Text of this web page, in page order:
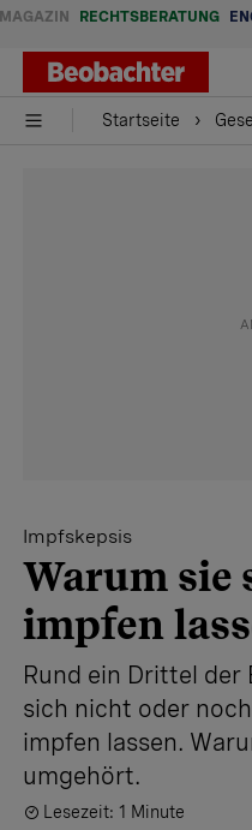
MAGAZIN RECHTSBERATUNG
Startseite
Impfskepsis
Warum sie
impfen
Rund ein Drittel
sich nicht oder
impfen lassen.
umgehört.
Lesezeit: 1 Minute